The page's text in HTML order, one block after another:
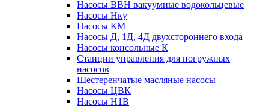
Насосы ВВН вакуумные водокольцевые
Насосы Нку
Насосы КМ
Насосы Д, 1Д, 4Д двухстороннего входа
Насосы консольные К
Станции управления для погружных
насосов
Шестеренчатые масляные насосы
Насосы ЦВК
Насосы Н1В